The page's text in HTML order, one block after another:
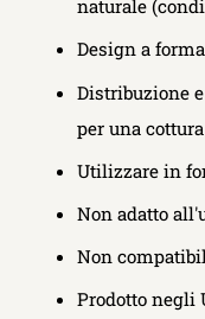
naturale
Design a
Distribuzione
per una
Utilizzare in
Non adatto
Non
Prodotto negli